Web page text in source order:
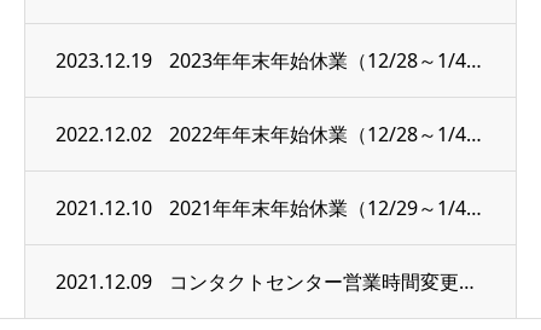
2023.12.19 2023年年末年始休業（12/28～1/4）のお知らせ
2022.12.02 2022年年末年始休業（12/28～1/4）のお知らせ
2021.12.10 2021年年末年始休業（12/29～1/4）のお知らせ
2021.12.09 コンタクトセンター営業時間変更のお知らせ